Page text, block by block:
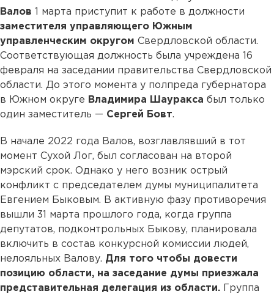
Валов 1 марта приступит к работе в должности
заместителя управляющего Южным
управленческим округом Свердловской области.
Соответствующая должность была учреждена 16
февраля на заседании правительства Свердловской
области. До этого момента у полпреда губернатора
в Южном округе Владимира Шауракса был только
один заместитель — Сергей Бовт.
В начале 2022 года Валов, возглавлявший в тот
момент Сухой Лог, был согласован на второй
мэрский срок. Однако у него возник острый
конфликт с председателем думы муниципалитета
Евгением Быковым. В активную фазу противоречия
вышли 31 марта прошлого года, когда группа
депутатов, подконтрольных Быкову, планировала
включить в состав конкурсной комиссии людей,
нелояльных Валову. Для того чтобы довести
позицию области, на заседание думы приезжала
представительная делегация из области.
Группа